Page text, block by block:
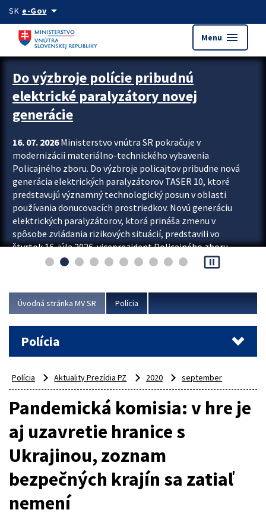
Preskocit na hlavný obsah
SK e-Govarrow_drop_down
Menu menu
Zastavit automatický posun upútavok
Do výzbroje polície pribudnú
elektrické paralyzátory novej
generácie
16. 07. 2026Ministerstvo vnútra SR pokračuje v
modernizácii materiálno-technického vybavenia
Policajného zboru. Do výzbroje policajtov pribudne nová
generácia elektrických paralyzátorov TASER 10, ktoré
predstavujú významný technologický posun v oblasti
používania donucovacích prostriedkov. Novú generáciu
elektrických paralyzátorov, ktorá prináša zmenu v
spôsobe zvládania rizikových situácií, predstavili vo
štvrtok 16. júla 2026 viceprezident Policajného zboru
Rastislav Polakovič a riaditeľ odboru výcviku...
pause_presentation
Úvodná stránka MV SR Polícia
Polícia
Polícia Aktuality Prezídia PZ 2020 september
Pandemická komisia: v hre je
aj uzavretie hranice s
Ukrajinou, zoznam
bezpečných krajín sa zatiaľ
nemení